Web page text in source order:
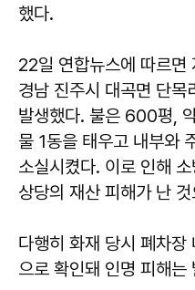
했다.
22일 연합뉴스에 따르면
경남 진주시 대곡면 단목
발생했다. 불은 600평,
물 1동을 태우고 내부와
소실시켰다. 이로 인해
상당의 재산 피해가 난
다행히 화재 당시 폐차장
으로 확인돼 인명 피해는